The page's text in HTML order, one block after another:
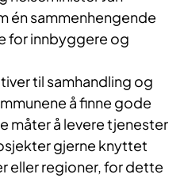
én sammenhengende
for innbyggere og
til samhandling og
å finne gode
måter å levere tjenester
gjerne knyttet
eller regioner, for dette